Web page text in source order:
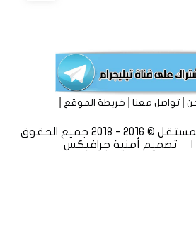
|تواصل معنا|خريطة الموقع
موقع ( لا ) الأخباري المستقل © 2016 - 2018 جميع الحقوق
تصميم
أمنية جرافيكس